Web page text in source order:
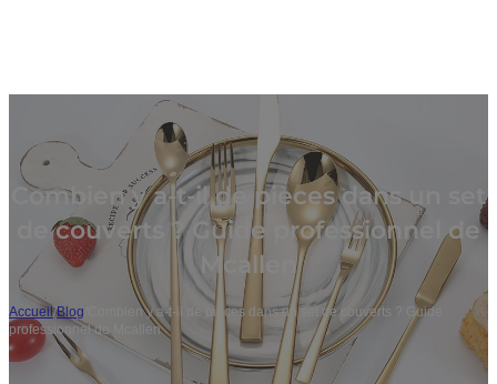
Combien y a-t-il de pièces dans un set
de couverts ? Guide professionnel de
Mcallen
Accueil/Blog
Combien y a-t-il de pièces dans un set de couverts ? Guide
professionnel de Mcallen